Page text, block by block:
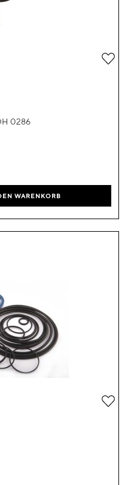
0286
WARENKORB
Zur
Zur